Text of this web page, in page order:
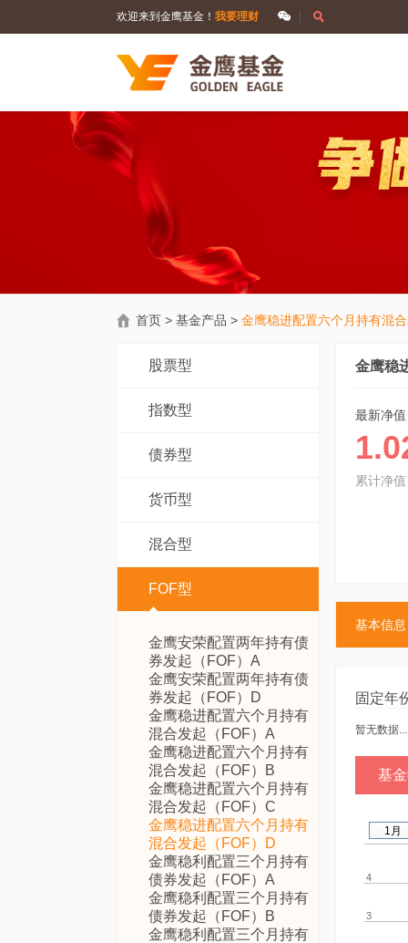
欢迎来到金鹰基金！ 我要理财
首页 > 基金产品 > 金鹰稳进配置六个月持有混
股票型
指数型
债券型
货币型
混合型
FOF型
金鹰安荣配置两年持有债
券发起（FOF）A
金鹰安荣配置两年持有债
券发起（FOF）D
金鹰稳进配置六个月持有
混合发起（FOF）A
金鹰稳进配置六个月持有
混合发起（FOF）B
金鹰稳进配置六个月持有
混合发起（FOF）C
金鹰稳进配置六个月持有
混合发起（FOF）D
金鹰稳利配置三个月持有
债券发起（FOF）A
金鹰稳利配置三个月持有
债券发起（FOF）B
金鹰稳利配置三个月持有
金鹰稳
最新净值
累计净值
基本信息
固定年
暂无数据...
基
3
4
1月